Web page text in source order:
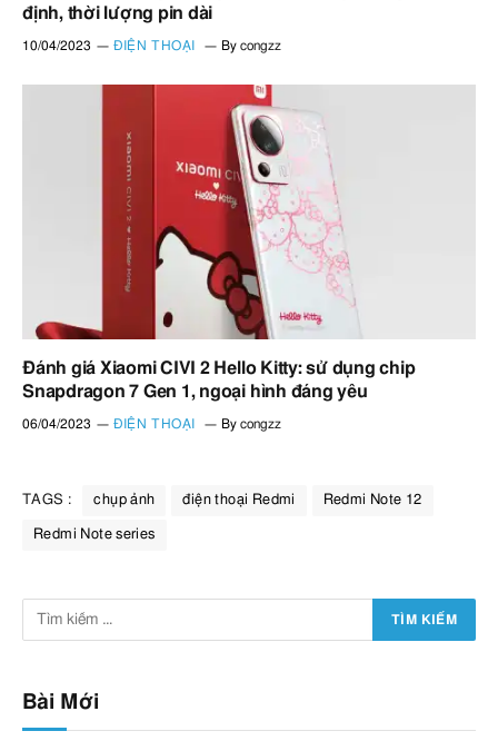
định, thời lượng pin dài
10/04/2023 ĐIỆN THOẠI By congzz
Đánh giá Xiaomi CIVI 2 Hello Kitty: sử dụng chip
Snapdragon 7 Gen 1, ngoại hình đáng yêu
06/04/2023 ĐIỆN THOẠI By congzz
TAGS : chụp ảnh điện thoại Redmi Redmi Note 12
Redmi Note series
Bài Mới